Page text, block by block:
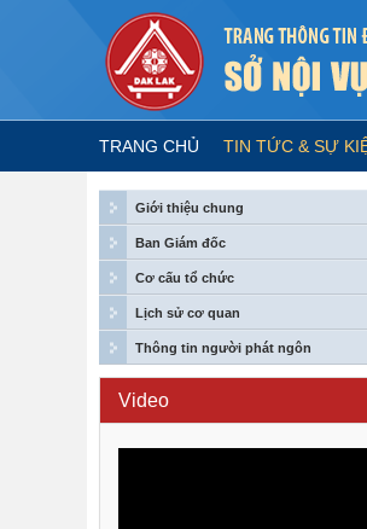
TRANG CHỦ TIN TỨC & SỰ
Giới thiệu chung
Ban Giám đốc
Cơ cấu tổ chức
Lịch sử cơ quan
Thông tin người phát ngôn
Video